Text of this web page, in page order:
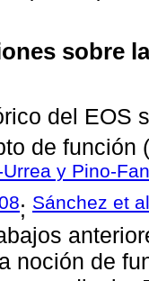
sobre
del EOS
de función (
Urrea y Pino-
; Sánchez et
noción de